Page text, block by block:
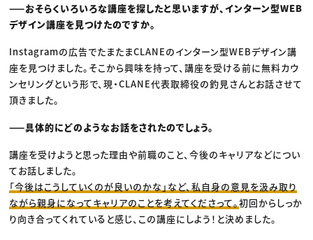
——おそらくいろいろな講座を探したと思いますが、インターン型WEB
デザイン講座を見つけたのですか。
Instagramの広告でたまたまCLANEのインターン型WEBデザイン講
座を見つけました。そこから興味を持って、講座を受ける前に無料カウ
ンセリングという形で、現・CLANE代表取締役の釣見さんとお話させて
頂きました。
——具体的にどのようなお話をされたのでしょう。
講座を受けようと思った理由や前職のこと、今後のキャリアなどについ
てお話しました。
「今後はこうしていくのが良いのかな」など、私自身の意見を汲み取り
ながら親身になってキャリアのことを考えてくださって。初回からしっか
り向き合ってくれていると感じ、この講座にしよう！と決めました。